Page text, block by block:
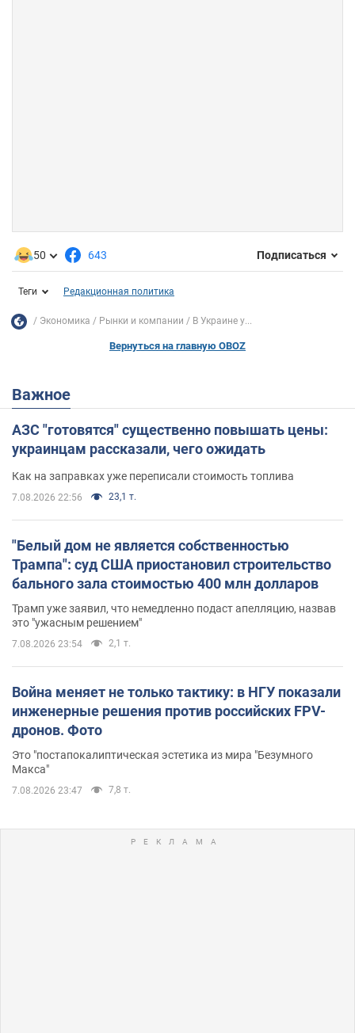
50 643 Подписаться
Теги Редакционная политика
Экономика Рынки и компании В Украине у...
Вернуться на главную OBOZ
Важное
АЗС "готовятся" существенно повышать цены:
украинцам рассказали, чего ожидать
Как на заправках уже переписали стоимость топлива
7.08.2026 22:56 23,1 т.
"Белый дом не является собственностью
Трампа": суд США приостановил строительство
бального зала стоимостью 400 млн долларов
Трамп уже заявил, что немедленно подаст апелляцию, назвав
это "ужасным решением"
7.08.2026 23:54 2,1 т.
Война меняет не только тактику: в НГУ показали
инженерные решения против российских FPV-
дронов. Фото
Это "постапокалиптическая эстетика из мира "Безумного
Макса"
7.08.2026 23:47 7,8 т.